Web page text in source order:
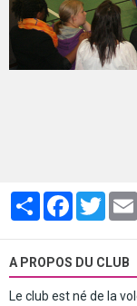
PartagerFacebook
A PROPOS DU CLUB
Le club est né de la